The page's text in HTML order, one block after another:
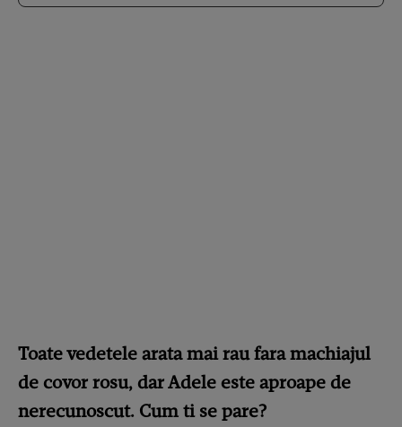
Toate vedetele arata mai rau fara machiajul
de covor rosu, dar Adele este aproape de
nerecunoscut. Cum ti se pare?